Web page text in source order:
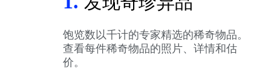
饱览数以千计的专家精选的稀奇物品。
查看每件稀奇物品的照片、详情和估
价。